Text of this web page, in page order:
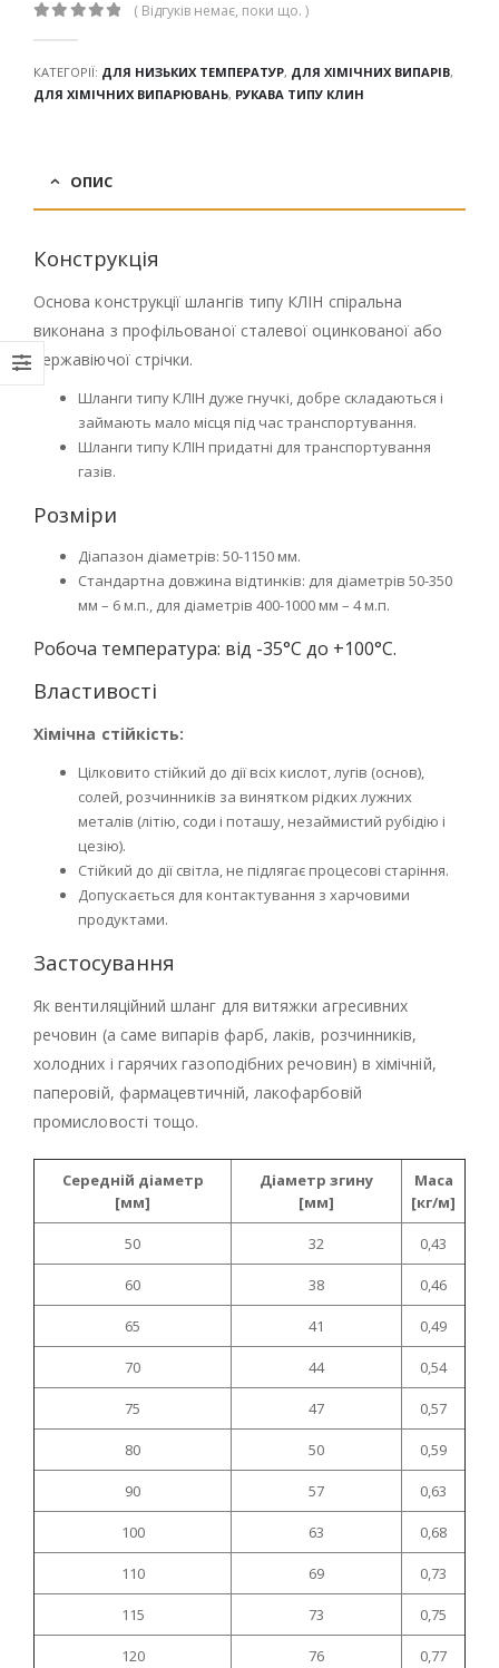
( Відгуків немає, поки що. )
КАТЕГОРІЇ: ДЛЯ НИЗЬКИХ ТЕМПЕРАТУР, ДЛЯ ХІМІЧНИХ ВИПАРІВ,
ДЛЯ ХІМІЧНИХ ВИПАРЮВАНЬ, РУКАВА ТИПУ КЛИН
ОПИС
Конструкція
Основа конструкції шлангів типу КЛІН спіральна
виконана з профільованої сталевої оцинкованої або
нержавіючої стрічки.
Шланги типу КЛІН дуже гнучкі, добре складаються і
займають мало місця під час транспортування.
Шланги типу КЛІН придатні для транспортування
газів.
Розміри
Діапазон діаметрів: 50-1150 мм.
Стандартна довжина відтинків: для діаметрів 50-350
мм – 6 м.п., для діаметрів 400-1000 мм – 4 м.п.
Робоча температура: від -35°С до +100°С.
Властивості
Хімічна стійкість:
Цілковито стійкий до дії всіх кислот, лугів (основ),
солей, розчинників за винятком рідких лужних
металів (літію, соди і поташу, незаймистий рубідію і
цезію).
Стійкий до дії світла, не підлягає процесові старіння.
Допускається для контактування з харчовими
продуктами.
Застосування
Як вентиляційний шланг для витяжки агресивних
речовин (а саме випарів фарб, лаків, розчинників,
холодних і гарячих газоподібних речовин) в хімічній,
паперовій, фармацевтичній, лакофарбовій
промисловості тощо.
Середній діаметр
[мм]
Діаметр згину
[мм]
Маса
[кг/м]
50 32 0,43
60 38 0,46
65 41 0,49
70 44 0,54
75 47 0,57
80 50 0,59
90 57 0,63
100 63 0,68
110 69 0,73
115 73 0,75
120 76 0,77